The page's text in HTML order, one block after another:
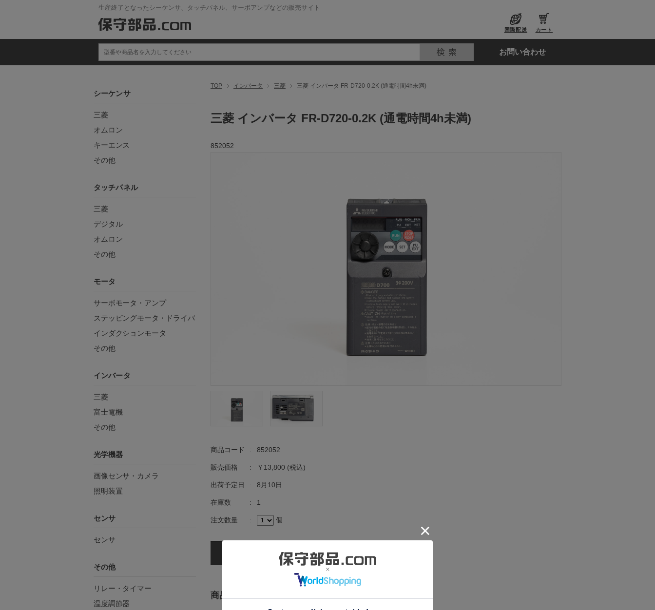
生産終了となったシーケンサ、タッチパネル、サーボアンプなどの販売サイト
国際配送 カート
お問い合わせ
TOP インバータ 三菱 三菱 インバータ FR-D720-0.2K (通電時間4h未満)
三菱 インバータ FR-D720-0.2K (通電時間4h未満)
852052
商品コード : 852052
販売価格 : ￥13,800 (税込)
出荷予定日 : 8月10日
在庫数 : 1
注文数量 : 個
商品の概要と仕様
シーケンサ
三菱
オムロン
キーエンス
その他
タッチパネル
三菱
デジタル
オムロン
その他
モータ
サーボモータ・アンプ
ステッピングモータ・ドライバ
インダクションモータ
その他
インバータ
三菱
富士電機
その他
光学機器
画像センサ・カメラ
照明装置
センサ
センサ
その他
リレー・タイマー
温度調節器